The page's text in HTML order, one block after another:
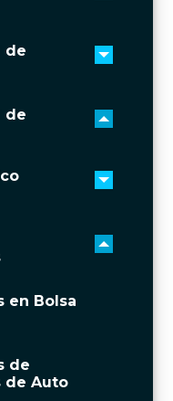
de
Toggle
de
Toggle
Toggle
Toggle
en Bolsa
de
de Auto